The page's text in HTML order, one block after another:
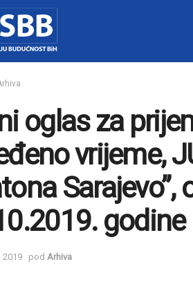
oglas za
vrijeme,
godine
2019 pod Arhiva